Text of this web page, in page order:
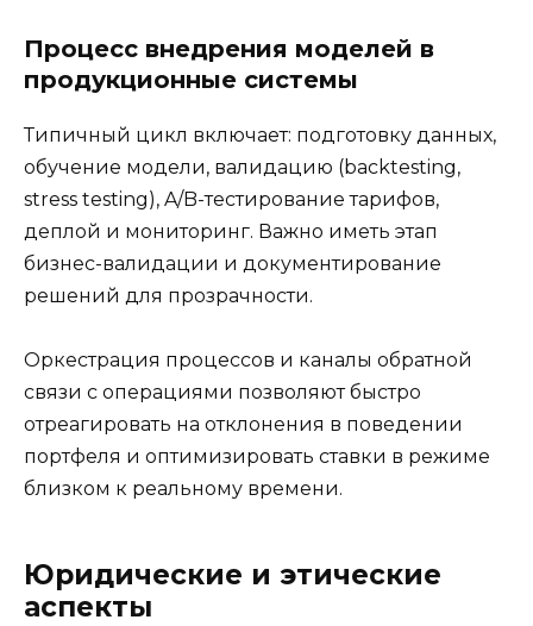
Процесс внедрения моделей в
продукционные системы
Типичный цикл включает: подготовку данных,
обучение модели, валидацию (backtesting,
stress testing), A/B-тестирование тарифов,
деплой и мониторинг. Важно иметь этап
бизнес-валидации и документирование
решений для прозрачности.
Оркестрация процессов и каналы обратной
связи с операциями позволяют быстро
отреагировать на отклонения в поведении
портфеля и оптимизировать ставки в режиме
близком к реальному времени.
Юридические и этические
аспекты